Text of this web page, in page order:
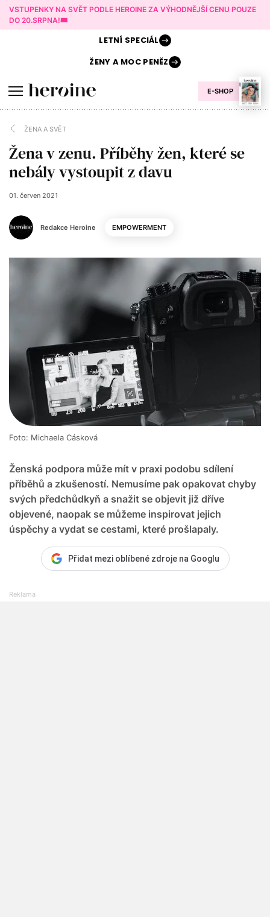
VSTUPENKY NA SVĚT PODLE HEROINE ZA VÝHODNĚJŠÍ CENU POUZE
DO 20.SRPNA!🎟️
E-SHOP
LETNÍ SPECIÁL
ŽENY AMOC PENĚZ
ŽENA A SVĚT
Žena v zenu. Příběhy žen, které se
nebály vystoupit z davu
Redakce Heroine
01. červen 2021
EMPOWERMENT
Ženská podpora může mít v praxi podobu sdílení
příběhů a zkušeností. Nemusíme pak opakovat chyby
svých předchůdkyň a snažit se objevit již dříve
objevené, naopak se můžeme inspirovat jejich
úspěchy a vydat se cestami, které prošlapaly.
Foto: Michaela Cásková
Přidat mezi oblíbené zdroje na Googlu